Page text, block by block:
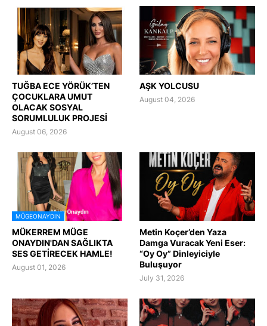
TUĞBA ECE YÖRÜK’TEN
ÇOCUKLARA UMUT
OLACAK SOSYAL
SORUMLULUK PROJESİ
August 06, 2026
AŞK YOLCUSU
August 04, 2026
MÜGEONAYDIN
MÜKERREM MÜGE
ONAYDIN'DAN SAĞLIKTA
SES GETİRECEK HAMLE!
August 01, 2026
Metin Koçer’den Yaza
Damga Vuracak Yeni Eser:
“Oy Oy” Dinleyiciyle
Buluşuyor
July 31, 2026